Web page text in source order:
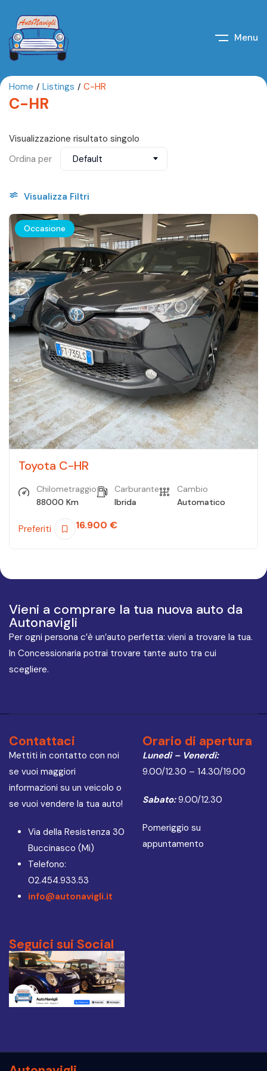
Menu
Home Listings C-HR
C-HR
Visualizzazione risultato singolo
Ordina per
Default
Visualizza Filtri
Occasione
Toyota C-HR
Chilometraggio
88000 Km
Carburante
Ibrida
Cambio
Automatico
Preferiti 16.900 €
Vieni a comprare la tua nuova auto da
Autonavigli
Per ogni persona c’è un’auto perfetta: vieni a trovare la tua.
In Concessionaria potrai trovare tante auto tra cui
scegliere.
Contattaci
Mettiti in contatto con noi
se vuoi maggiori
informazioni su un veicolo o
se vuoi vendere la tua auto!
Via della Resistenza 30
Buccinasco (Mi)
Telefono:
02.454.933.53
info@autonavigli.it
Orario di apertura
Lunedì – Venerdì:
9.00/12.30 – 14.30/19.00
Sabato:9.00/12.30
Pomeriggio su
appuntamento
Seguici sui Social